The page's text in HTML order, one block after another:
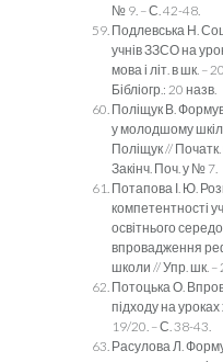
№ 9. – С. 42-48.
Подлевська Н.
учнів ЗЗСО на
мова і літ. в шк. –
Бібліогр.: 20 назв.
Поліщук В.
у молодшому
Поліщук //
Закінч. Поч. у № 7.
Потапова І. Ю.
компетентності
освітнього
впровадження
школи // Упр. шк. –
Потоцька О.
підходу на уроках
19/20. – С. 38-43.
Расулова Л.